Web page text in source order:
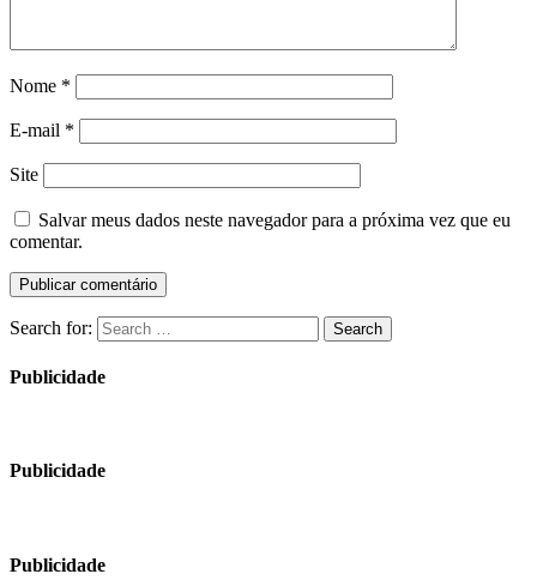
Nome *
E-mail *
Site
Salvar meus dados neste navegador para a próxima vez que eu
comentar.
Search for: Search
Publicidade
Publicidade
Publicidade